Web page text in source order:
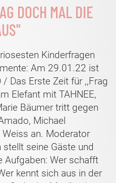
DOCH MAL DIE
Kinderfragen
Am 29.01.22 ist
Das Erste Zeit für ,,Frag
Elefant mit TAHNEE,
Bäumer tritt gegen
Michael
an. Moderator
seine Gäste und
Aufgaben: Wer schafft
kennt sich aus in der